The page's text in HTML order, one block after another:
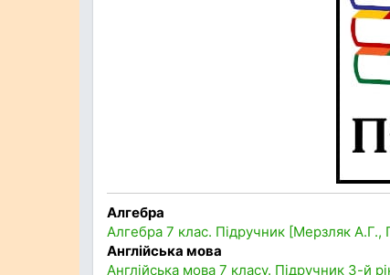
Алгебра
Алгебра 7 клас. Підручник [Мерзляк
Англійська мова
Англійська мова 7 класу. Підручник 3-й